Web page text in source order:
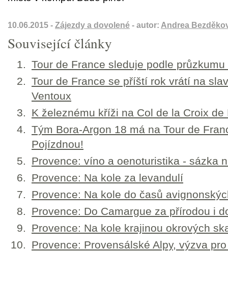
10.06.2015 - Zájezdy a dovolené - autor: Andrea
Související články
Tour de France sleduje podle
Tour de France se příští rok vrátí na
Ventoux
K železnému kříži na Col de la Croix de
Tým Bora-Argon 18 má na Tour de
Pojízdnou!
Provence: víno a oenoturistika - sázka
Provence: Na kole za levandulí
Provence: Na kole do časů
Provence: Do Camargue za přírodou i
Provence: Na kole krajinou okrových
Provence: Provensálské Alpy, výzva